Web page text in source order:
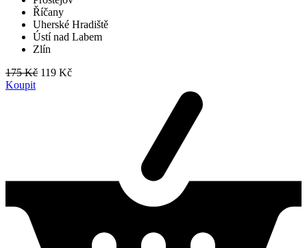
Říčany
Uherské Hradiště
Ústí nad Labem
Zlín
175 Kč 119 Kč
Koupit